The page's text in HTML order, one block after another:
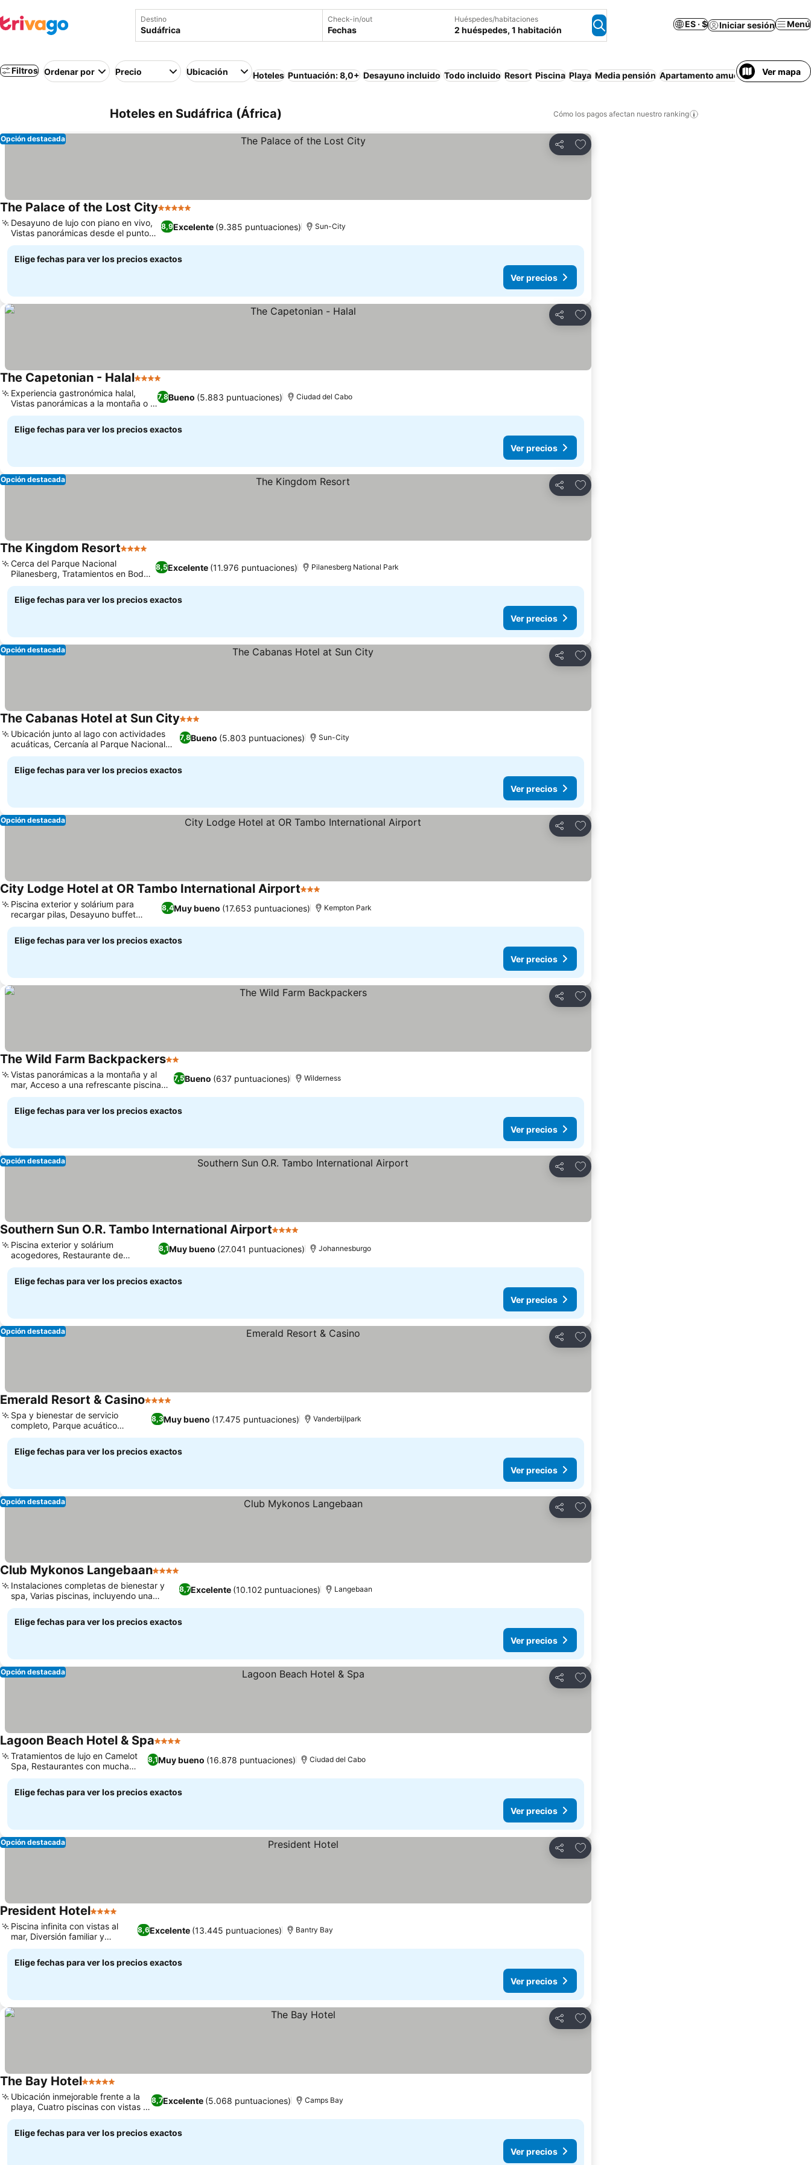
Destino Check-in/out
Fechas
Huéspedes/habitaciones
2 huéspedes, 1 habitación
ES · $ Iniciar sesión Menú
Filtros Ordenar por Precio Ubicación Hoteles Puntuación: 8,0+ Desayuno incluido Todo incluido Resort Piscina Playa Media pensión Apartamento amueblado Wifi
Ver mapa
Hoteles en Sudáfrica (África) Cómo los pagos afectan nuestro ranking
Compartir
Agregar a favoritos
Opción destacada
The Palace of the Lost City5 Estrellas
8,9Excelente (9.385 puntuaciones)
Desayuno de lujo con piano en vivo,
Vistas panorámicas desde el punto
más alto
Sun-City
Elige fechas para ver los precios exactos
Ver precios
Compartir
Agregar a favoritos
The Capetonian - Halal4 Estrellas
7,8Bueno (5.883 puntuaciones)
Experiencia gastronómica halal,
Vistas panorámicas a la montaña o al
mar
Ciudad del Cabo
Elige fechas para ver los precios exactos
Ver precios
Compartir
Agregar a favoritos
Opción destacada
The Kingdom Resort4 Estrellas
8,5Excelente (11.976 puntuaciones)
Cerca del Parque Nacional
Pilanesberg, Tratamientos en Body
Bliss Day Spa
Pilanesberg National Park
Elige fechas para ver los precios exactos
Ver precios
Compartir
Agregar a favoritos
Opción destacada
The Cabanas Hotel at Sun City3 Estrellas
7,8Bueno (5.803 puntuaciones)
Ubicación junto al lago con actividades
acuáticas, Cercanía al Parque Nacional
Pilanesberg
Sun-City
Elige fechas para ver los precios exactos
Ver precios
Compartir
Agregar a favoritos
Opción destacada
City Lodge Hotel at OR Tambo International Airport3 Estrellas
8,4Muy bueno (17.653 puntuaciones)
Piscina exterior y solárium para
recargar pilas, Desayuno buffet
desde primera hora
Kempton Park
Elige fechas para ver los precios exactos
Ver precios
Compartir
Agregar a favoritos
The Wild Farm Backpackers2 Estrellas
7,5Bueno (637 puntuaciones)
Vistas panorámicas a la montaña y al
mar, Acceso a una refrescante piscina
exterior
Wilderness
Elige fechas para ver los precios exactos
Ver precios
Compartir
Agregar a favoritos
Opción destacada
Southern Sun O.R. Tambo International Airport4 Estrellas
8,1Muy bueno (27.041 puntuaciones)
Piscina exterior y solárium
acogedores, Restaurante de
inspiración mediterránea
Johannesburgo
Elige fechas para ver los precios exactos
Ver precios
Compartir
Agregar a favoritos
Opción destacada
Emerald Resort & Casino4 Estrellas
8,3Muy bueno (17.475 puntuaciones)
Spa y bienestar de servicio
completo, Parque acuático
cubierto Aquadome
Vanderbijlpark
Elige fechas para ver los precios exactos
Ver precios
Compartir
Agregar a favoritos
Opción destacada
Club Mykonos Langebaan4 Estrellas
8,7Excelente (10.102 puntuaciones)
Instalaciones completas de bienestar y
spa, Varias piscinas, incluyendo una
cubierta climatizada
Langebaan
Elige fechas para ver los precios exactos
Ver precios
Compartir
Agregar a favoritos
Opción destacada
Lagoon Beach Hotel & Spa4 Estrellas
8,1Muy bueno (16.878 puntuaciones)
Tratamientos de lujo en Camelot
Spa, Restaurantes con mucha
variedad
Ciudad del Cabo
Elige fechas para ver los precios exactos
Ver precios
Compartir
Agregar a favoritos
Opción destacada
President Hotel4 Estrellas
8,6Excelente (13.445 puntuaciones)
Piscina infinita con vistas al
mar, Diversión familiar y
actividades
Bantry Bay
Elige fechas para ver los precios exactos
Ver precios
Compartir
Agregar a favoritos
The Bay Hotel5 Estrellas
8,7Excelente (5.068 puntuaciones)
Ubicación inmejorable frente a la
playa, Cuatro piscinas con vistas al
mar
Camps Bay
Elige fechas para ver los precios exactos
Ver precios